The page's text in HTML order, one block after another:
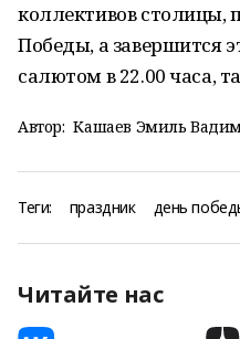
коллективов
Победы, а завершится
салютом в 22.00 часа,
Автор: Кашаев Эмиль
Теги: праздник день
Читайте нас